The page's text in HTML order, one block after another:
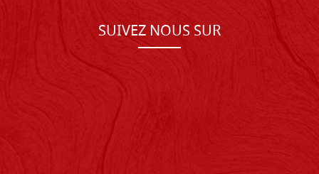
SUIVEZ NOUS SUR